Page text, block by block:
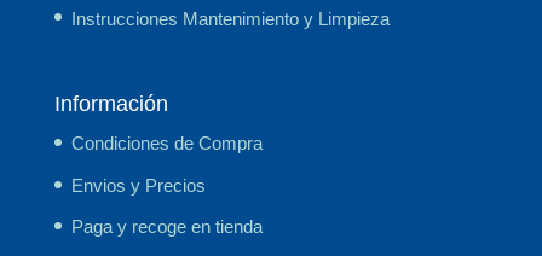
Instrucciones Mantenimiento y Limpieza
Información
Condiciones de Compra
Envios y Precios
Paga y recoge en tienda